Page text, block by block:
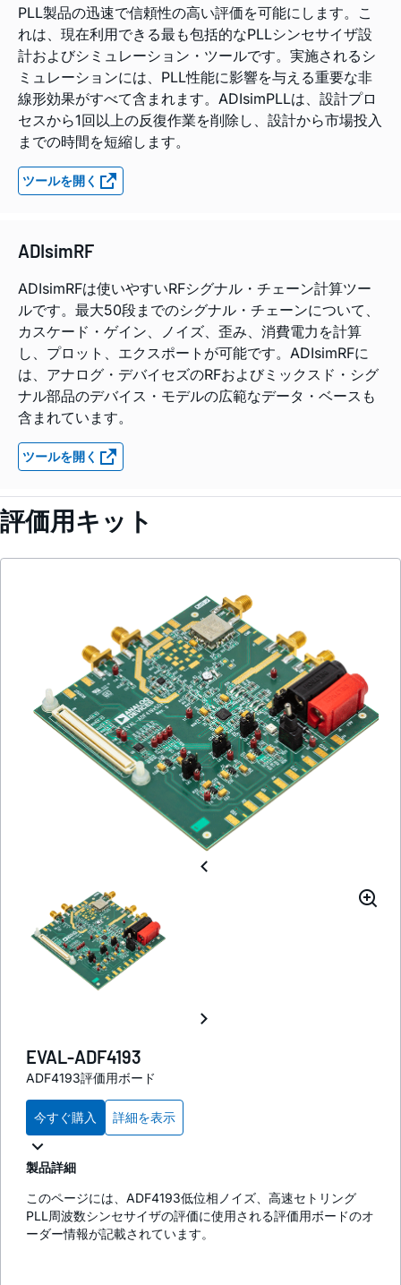
PLL製品の迅速で信頼性の高い評価を可能にします。こ
れは、現在利用できる最も包括的なPLLシンセサイザ設
計およびシミュレーション・ツールです。実施されるシ
ミュレーションには、PLL性能に影響を与える重要な非
線形効果がすべて含まれます。ADIsimPLLは、設計プロ
セスから1回以上の反復作業を削除し、設計から市場投入
までの時間を短縮します。
ツールを開く
ADIsimRF
ADIsimRFは使いやすいRFシグナル・チェーン計算ツー
ルです。最大50段までのシグナル・チェーンについて、
カスケード・ゲイン、ノイズ、歪み、消費電力を計算
し、プロット、エクスポートが可能です。ADIsimRFに
は、アナログ・デバイセズのRFおよびミックスド・シグ
ナル部品のデバイス・モデルの広範なデータ・ベースも
含まれています。
ツールを開く
評価用キット
EVAL-ADF4193
ADF4193評価用ボード
今すぐ購入 詳細を表示
製品詳細
このページには、ADF4193低位相ノイズ、高速セトリング
PLL周波数シンセサイザの評価に使用される評価用ボードのオ
ーダー情報が記載されています。